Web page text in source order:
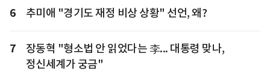
6 추미애 "경기도 재정 비상 상황" 선언, 왜?
7
장동혁 "형소법 안 읽었다는 李... 대통령 맞나,
정신세계가 궁금"